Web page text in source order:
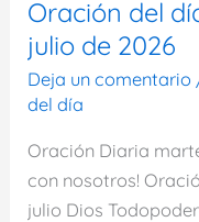
Oración del
julio de 2026
Deja un comentario
del día
Oración Diaria
con nosotros!
julio Dios